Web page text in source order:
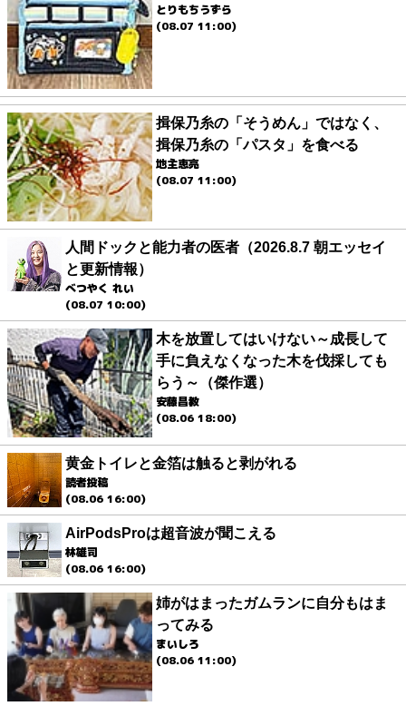
とりもちうずら
(08.07 11:00)
揖保乃糸の「そうめん」ではなく、
揖保乃糸の「パスタ」を食べる
地主恵亮
(08.07 11:00)
人間ドックと能力者の医者（2026.8.7 朝エッセイ
と更新情報）
べつやく れい
(08.07 10:00)
木を放置してはいけない～成長して
手に負えなくなった木を伐採しても
らう～（傑作選）
安藤昌教
(08.06 18:00)
黄金トイレと金箔は触ると剥がれる
読者投稿
(08.06 16:00)
AirPodsProは超音波が聞こえる
林雄司
(08.06 16:00)
姉がはまったガムランに自分もはま
ってみる
まいしろ
(08.06 11:00)